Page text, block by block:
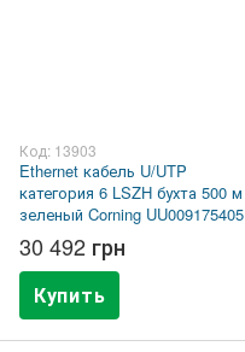
Код: 13903
Ethernet кабель U/UTP
категория 6 LSZH бухта 500 м
зеленый Corning UU009175405
30 492 грн
Купить